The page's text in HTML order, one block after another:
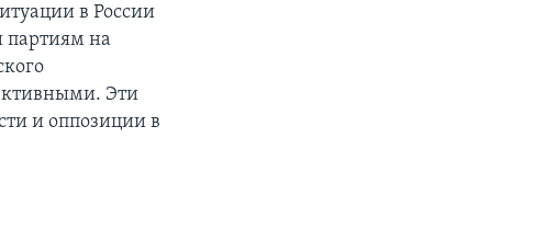
в России
партиям на
Эти
и оппозиции в